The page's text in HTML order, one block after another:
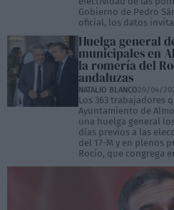
Gobierno de Pedro
oficial, los datos
Huelga general
municipales en
la romería del
andaluzas
NATALIO BLANCO29/04/
Los 363 trabajadores
Ayuntamiento de
una huelga general
días previos a las
del 17-M y en plenos
Rocío, que congrega